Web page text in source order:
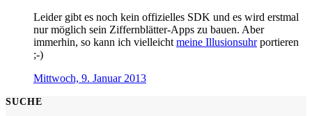
Leider gibt es noch kein offizielles SDK und es wird erstmal
nur möglich sein Ziffernblätter-Apps zu bauen. Aber
immerhin, so kann ich vielleicht meine Illusionsuhrportieren
;-)
Mittwoch, 9. Januar 2013
SUCHE